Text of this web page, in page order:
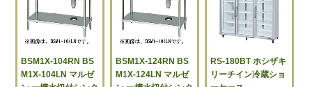
BSM1X-104RN BS
M1X-104LN マルゼ
BSM1X-124RN BS
M1X-124LN マルゼ
RS-180BT ホシザキ
リーチイン冷蔵ショ